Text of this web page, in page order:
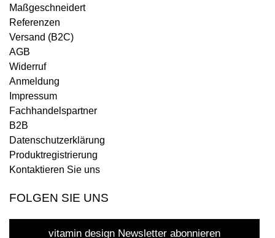
Maßgeschneidert
Referenzen
Versand (B2C)
AGB
Widerruf
Anmeldung
Impressum
Fachhandelspartner
B2B
Datenschutzerklärung
Produktregistrierung
Kontaktieren Sie uns
FOLGEN SIE UNS
vitamin design Newsletter abonnieren